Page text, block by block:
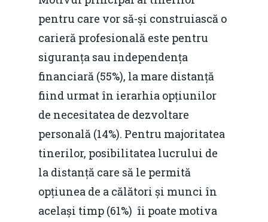
pentru care vor să-și construiască o
carieră profesională este pentru
siguranța sau independența
financiară (55%), la mare distanță
fiind urmat în ierarhia opțiunilor
de necesitatea de dezvoltare
personală (14%). Pentru majoritatea
tinerilor, posibilitatea lucrului de
la distanță care să le permită
opțiunea de a călători și munci în
același timp (61%) îi poate motiva